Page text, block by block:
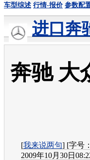
车型综述 行情-报价 参数配
进口奔
奔驰 大
[我来说两句] [字号：
2009年10月30日